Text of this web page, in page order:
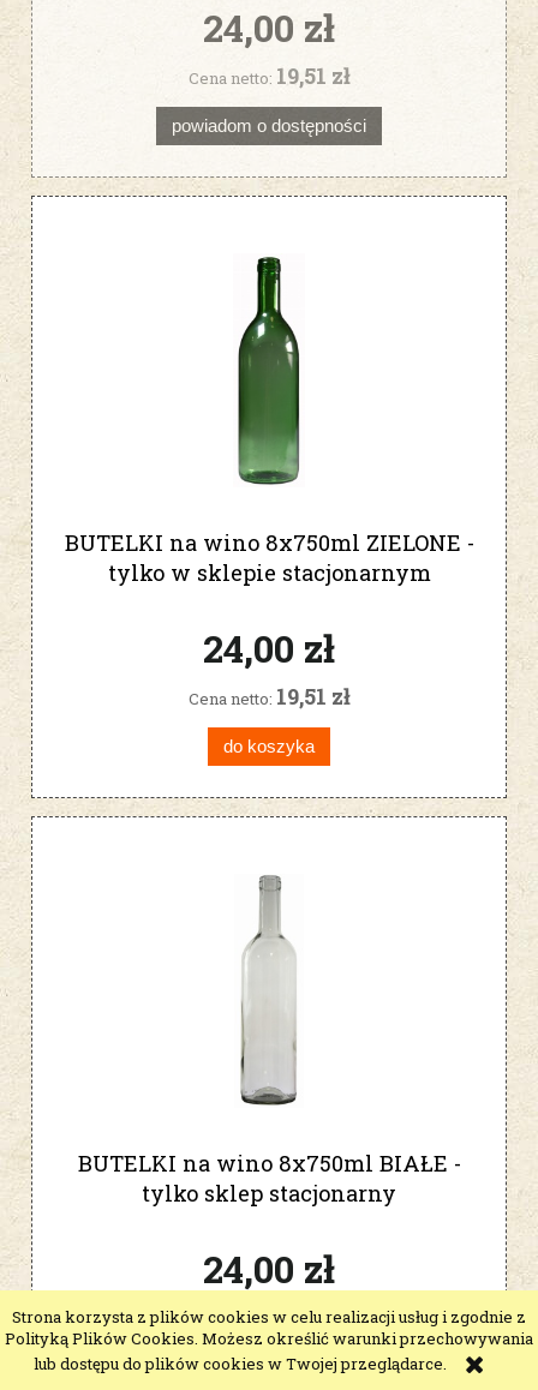
Strona korzysta z plików cookies w celu realizacji usług i zgodnie z
Polityką Plików Cookies. Możesz określić warunki przechowywania
lub dostępu do plików cookies w Twojej przeglądarce.
24,00 zł
Cena netto: 19,51 zł
powiadom o dostępności
BUTELKI na wino 8x750ml ZIELONE -
tylko w sklepie stacjonarnym
24,00 zł
Cena netto: 19,51 zł
do koszyka
BUTELKI na wino 8x750ml BIAŁE -
tylko sklep stacjonarny
24,00 zł
Cena netto:19,51 zł
do koszyka